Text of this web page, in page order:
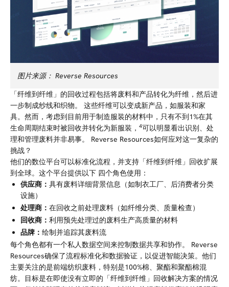
图片来源： Reverse Resources
「纤维到纤维」的回收过程包括将废料和产品转化为纤维，然后进
一步制成纱线和织物。 这些纤维可以变成新产品，如服装和家
具。然而，考虑到目前用于制造服装的材料中，只有不到1%在其
生命周期结束时被回收并转化为新服装， 4可以明显看出识别、处
理和管理废料并非易事。 Reverse Resources如何应对这一复杂的
挑战？
他们的数位平台可以标准化流程，并支持「纤维到纤维」回收扩展
到全球。这个平台提供以下 四个角色使用：
供应商： 具有废料详细背景信息（如制衣工厂、后消费者分类
设施）
处理商： 在回收之前处理废料（如纤维分类、质量检查）
回收商： 利用预先处理过的废料生产高质量的材料
品牌： 绘制并追踪其废料流
每个角色都有一个私人数据空间来控制数据共享和协作。 Reverse
Resources确保了流程标准化和数据验证，以促进智能决策。他们
主要关注的是前端纺织废料，特别是100%棉、聚酯和聚酯棉混
纺。目标是在即使没有立即的「纤维到纤维」回收解决方案的情况